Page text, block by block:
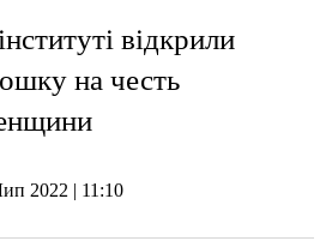
відкрили
на честь
2022 | 11:10